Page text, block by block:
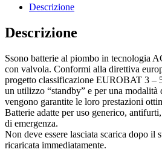
LinkedIn
Descrizione
Descrizione
Ssono batterie al piombo in tecnologia
con valvola. Conformi alla direttiva
progetto classificazione EUROBAT 3 –
un utilizzo “standby” e per una modalità
vengono garantite le loro prestazioni
Batterie adatte per uso generico,
di emergenza.
Non deve essere lasciata scarica dopo il
ricaricata immediatamente.